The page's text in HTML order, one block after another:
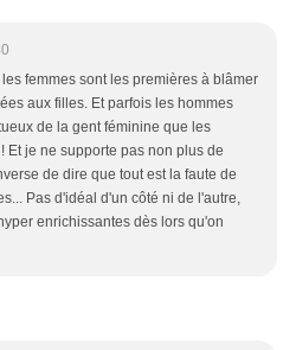
femmes sont les premières à blâmer
aux filles. Et parfois les hommes
de la gent féminine que les
Et je ne supporte pas non plus de
de dire que tout est la faute de
Pas d'idéal d'un côté ni de l'autre,
enrichissantes dès lors qu'on